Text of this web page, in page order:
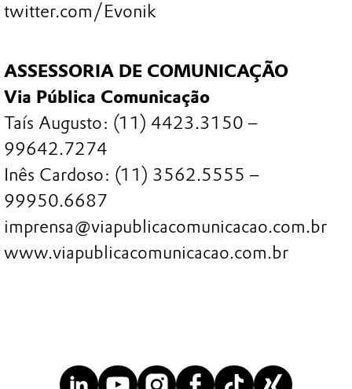
twitter.com/Evonik
ASSESSORIA DE COMUNICAÇÃO
Via Pública Comunicação
Taís Augusto: (11) 4423.3150 –
99642.7274
Inês Cardoso: (11) 3562.5555 –
99950.6687
imprensa@viapublicacomunicacao.com.br
www.viapublicacomunicacao.com.br